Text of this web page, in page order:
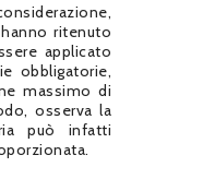
ritenuto
applicato
obbligatorie,
massimo di
osserva la
può infatti